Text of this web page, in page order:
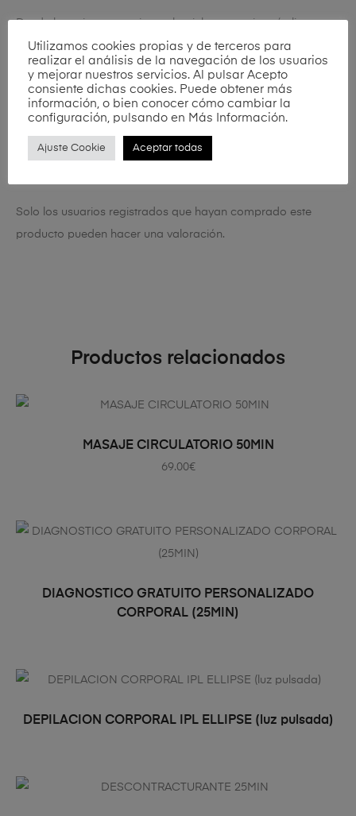
Desde las primeras sesiones, la piel se aprecia más lisa,
firme y uniforme, mientras la silueta gana definición y
armonía. Un protocolo de referencia en estética avanzada
que combina innovación, bienestar y eficacia para revelar la
mejor versión de tu cuerpo.
No hay valoraciones aún.
Solo los usuarios registrados que hayan comprado este
producto pueden hacer una valoración.
Productos relacionados
AÑADIR AL CARRITO
MASAJE CIRCULATORIO 50MIN
69.00€
LEER MÁS
DIAGNOSTICO GRATUITO PERSONALIZADO
CORPORAL (25MIN)
LEER MÁS
DEPILACION CORPORAL IPL ELLIPSE (luz pulsada)
Utilizamos cookies propias y de terceros para
realizar el análisis de la navegación de los usuarios
y mejorar nuestros servicios. Al pulsar Acepto
consiente dichas cookies. Puede obtener más
información, o bien conocer cómo cambiar la
configuración, pulsando en Más Información.
Ajuste Cookie Aceptar todas